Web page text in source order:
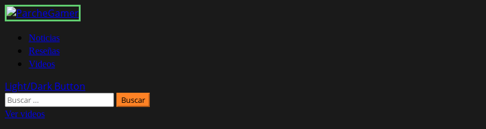
Noticias
Reseñas
Videos
Light/Dark Button
Ver videos